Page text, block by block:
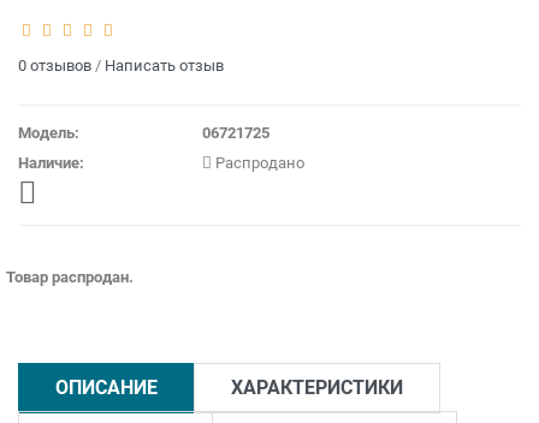
0 отзывов / Написать отзыв
Модель:
06721725
Наличие:
Распродано
Товар распродан.
ОПИСАНИЕ ХАРАКТЕРИСТИКИ